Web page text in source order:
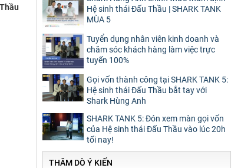
Hệ sinh thái Đấu Thầu | SHARK TANK
MÙA 5
Tuyển dụng nhân viên kinh doanh và
chăm sóc khách hàng làm việc trực
tuyến 100%
Gọi vốn thành công tại SHARK TANK 5:
Hệ sinh thái Đấu Thầu bắt tay với
Shark Hùng Anh
SHARK TANK 5: Đón xem màn gọi vốn
của Hệ sinh thái Đấu Thầu vào lúc 20h
tối nay!
THĂM DÒ Ý KIẾN